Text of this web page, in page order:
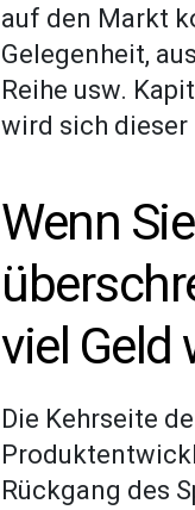
auf den Markt
Gelegenheit,
Reihe usw.
wird sich
Wenn
viel Geld
Die Kehrseite
Rückgang des